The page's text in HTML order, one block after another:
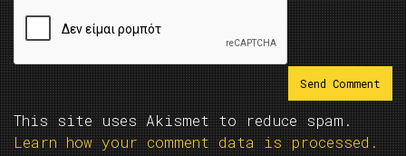
This site uses Akismet to reduce spam.
Learn how your comment data is processed.